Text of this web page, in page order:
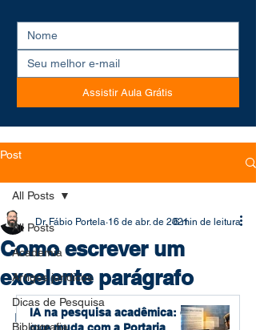
Assistir Aula Grátis
Post
All Posts
Academia
Artigos jurídicos
Dicas de Pesquisa
Bibliografia
All Posts
Como escrever um
excelente parágrafo
Dr. Fábio Portela 16 de abr. de 20216 min de leitura
Escrever um bom parágrafo acadêmico
IA na pesquisa acadêmica: o